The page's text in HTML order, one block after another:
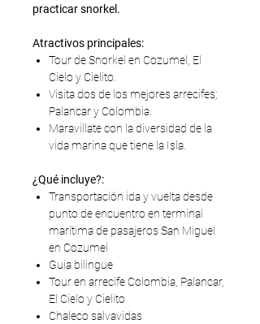
practicar snorkel.
Atractivos principales:
Tour de Snorkel en Cozumel, El
Cielo y Cielito.
Visita dos de los mejores arrecifes;
Palancar y Colombia.
Maravillate con la diversidad de la
vida marina que tiene la Isla.
¿Qué incluye?:
Transportación ida y vuelta desde
punto de encuentro en terminal
marítima de pasajeros San Miguel
en Cozumel
Guia bilingue
Tour en arrecife Colombia, Palancar,
El Cielo y Cielito
Chaleco salvavidas